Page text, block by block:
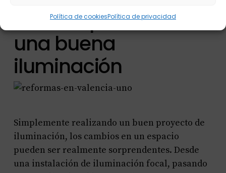
Política de cookiesPolítica de privacidad
4 | La importancia de
una buena
iluminación
Simplemente realizando un buen proyecto de
iluminación, los cambios en un espacio
pueden ser realmente sorprendentes. Desde
una instalación de iluminación focal, pasando